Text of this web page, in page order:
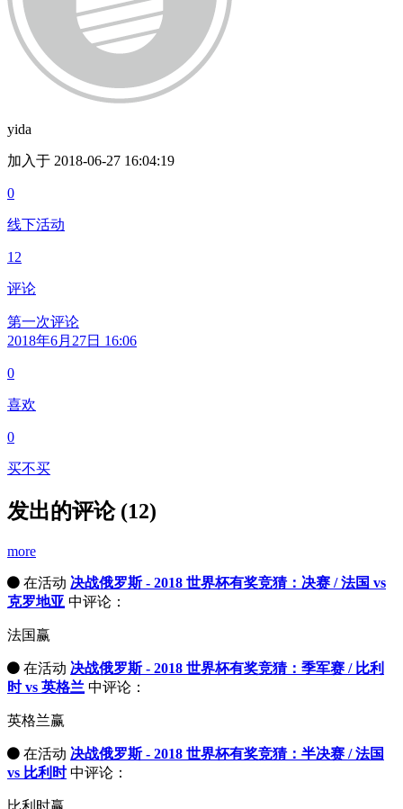
yida
加入于 2018-06-27 16:04:19
0
线下活动
12
评论
第一次评论
2018年6月27日 16:06
0
喜欢
0
买不买
发出的评论 (12)
more
在活动 决战俄罗斯 - 2018 世界杯有奖竞猜：决赛 / 法国 vs
克罗地亚 中评论：
法国赢
在活动 决战俄罗斯 - 2018 世界杯有奖竞猜：季军赛 / 比利
时 vs 英格兰 中评论：
英格兰赢
在活动 决战俄罗斯 - 2018 世界杯有奖竞猜：半决赛 / 法国
vs 比利时中评论：
比利时赢